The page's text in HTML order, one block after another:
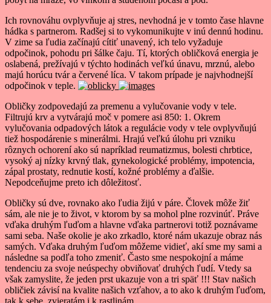
Ich rovnováhu ovplyvňuje aj stres, nevhodná je v tomto čase hlavne
hádka s partnerom. Radšej si to vykomunikujte v inú dennú hodinu.
V zime sa ľudia začínajú cítiť unavený, ich telo vyžaduje
odpočinok, pohodu pri šálke čaju. Tí, ktorých obličková energia je
oslabená, prežívajú v týchto hodinách veľkú únavu, mrznú, alebo
majú horúcu tvár a červené líca. V takom prípade je najvhodnejší
odpočinok v teple.
Obličky zodpovedajú za premenu a vylučovanie vody v tele.
Filtrujú krv a vytvárajú moč v pomere asi 850: 1. Okrem
vylučovania odpadových látok a regulácie vody v tele ovplyvňujú
tiež hospodárenie s minerálmi. Hrajú veľkú úlohu pri vzniku
rôznych ochorení ako sú napríklad reumatizmus, bolesti chrbtice,
vysoký aj nízky krvný tlak, gynekologické problémy, impotencia,
zápal prostaty, rednutie kostí, kožné problémy a ďalšie.
Nepodceňujme preto ich dôležitosť.
Obličky sú dve, rovnako ako ľudia žijú v páre. Človek môže žiť
sám, ale nie je to život, v ktorom by sa mohol plne rozvinúť. Práve
vďaka druhým ľuďom a hlavne vďaka partnerovi totiž poznávame
sami seba. Naše okolie je ako zrkadlo, ktoré nám ukazuje obraz nás
samých. Vďaka druhým ľuďom môžeme vidieť, akí sme my sami a
následne sa podľa toho zmeniť. Často sme nespokojní a máme
tendenciu za svoje neúspechy obviňovať druhých ľudí. Vtedy sa
však zamyslite, že jeden prst ukazuje von a tri späť !!! Stav našich
obličiek závisí na kvalite našich vzťahov, a to ako k druhým ľuďom,
tak k sebe, zvieratám i k rastlinám.